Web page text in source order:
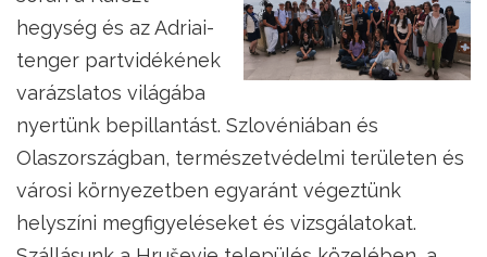
hegység és az Adriai-
tenger partvidékének
varázslatos világába
nyertünk bepillantást. Szlovéniában és
Olaszországban, természetvédelmi területen és
városi környezetben egyaránt végeztünk
helyszíni megfigyeléseket és vizsgálatokat.